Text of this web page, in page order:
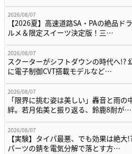
2026/08/07
【2026夏】高速道路SA・PAの絶品ド
ルメ＆限定スイーツ決定版！三…
2026/08/07
スクーターがシフトダウンの時代へ!?
に電子制御CVT搭載モデルなど…
2026/08/07
「限界に挑む姿は美しい」轟音と雨の
絆。若月佑美と振り返る、鈴鹿8耐が…
2026/08/07
【実験】タイパ最悪、でも効果は絶大
パーツの錆を電気分解で落とす方…